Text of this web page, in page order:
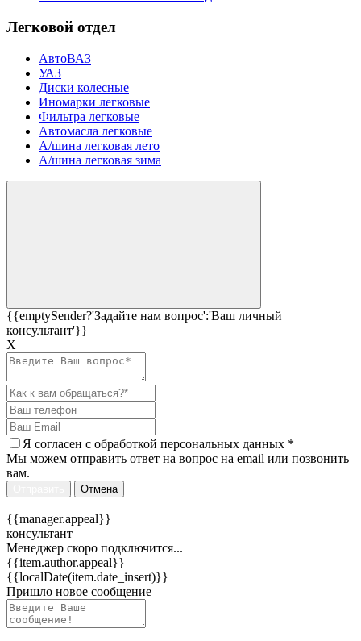
Легковой отдел
АвтоВАЗ
УАЗ
Диски колесные
Иномарки легковые
Фильтра легковые
Автомасла легковые
А/шина легковая лето
А/шина легковая зима
{{emptySender?'Задайте нам вопрос':'Ваш личный
консультант'}}
Х
Я согласен c обработкой персональных данных *
Мы можем отправить ответ на вопрос на email или позвонить
вам.
Отмена
{{manager.appeal}}
консультант
Менеджер скоро подключится...
{{item.author.appeal}}
{{localDate(item.date_insert)}}
Пришло новое сообщение